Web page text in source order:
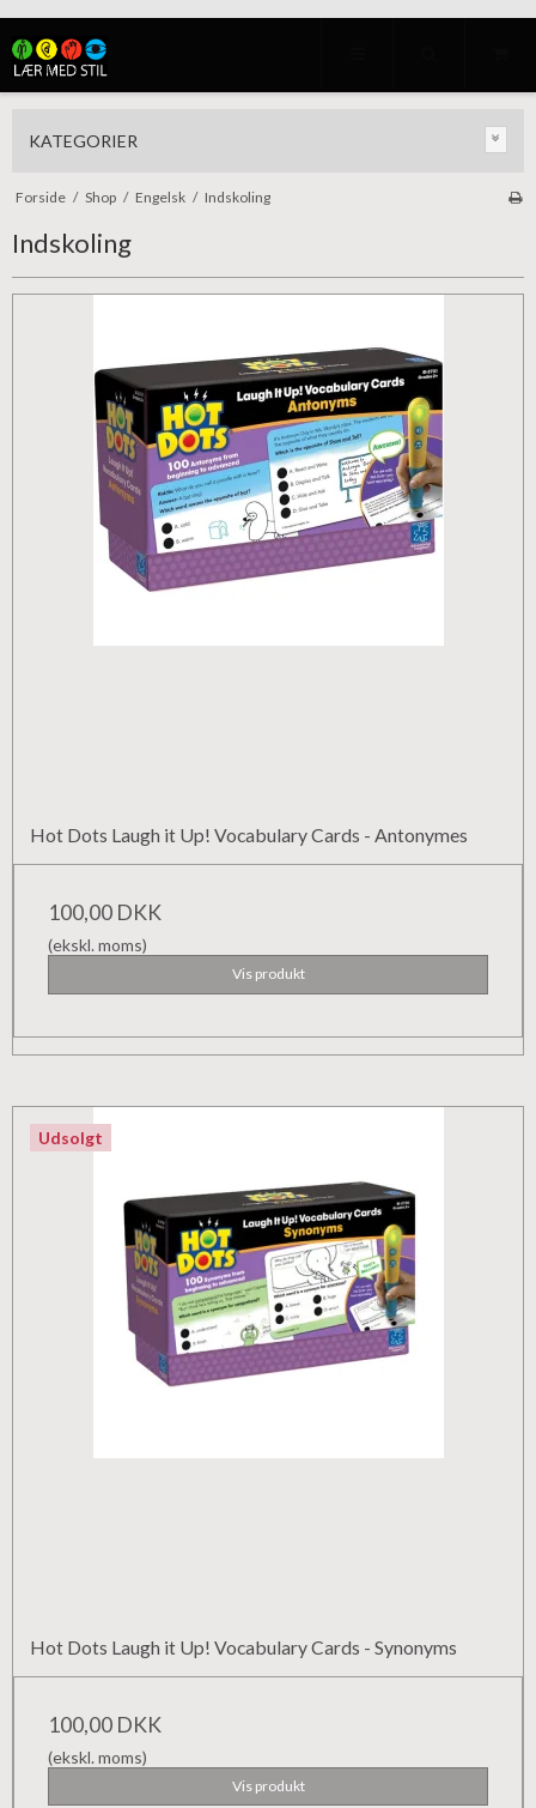
KATEGORIER
Forside / Shop / Engelsk / Indskoling
Indskoling
Hot Dots Laugh it Up! Vocabulary Cards - Antonymes
100,00 DKK
(ekskl. moms)
Vis produkt
Udsolgt
Hot Dots Laugh it Up! Vocabulary Cards - Synonyms
100,00 DKK
(ekskl. moms)
Vis produkt